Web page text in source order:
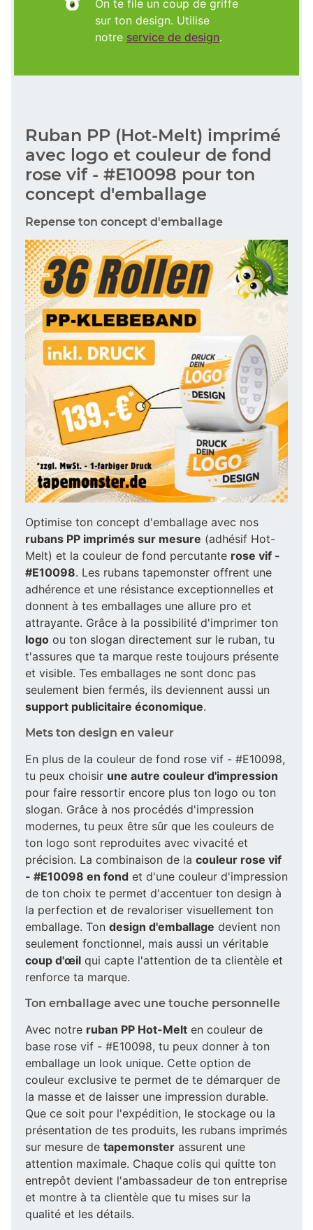
On te file un coup de griffe
sur ton design. Utilise
notre service de design.
Ruban PP (Hot-Melt) imprimé
avec logo et couleur de fond
rose vif - #E10098 pour ton
concept d'emballage
Repense ton concept d'emballage
Optimise ton concept d'emballage avec nos
rubans PP imprimés sur mesure (adhésif Hot-
Melt) et la couleur de fond percutante rose vif -
#E10098. Les rubans tapemonster offrent une
adhérence et une résistance exceptionnelles et
donnent à tes emballages une allure pro et
attrayante. Grâce à la possibilité d'imprimer ton
logo ou ton slogan directement sur le ruban, tu
t'assures que ta marque reste toujours présente
et visible. Tes emballages ne sont donc pas
seulement bien fermés, ils deviennent aussi un
support publicitaire économique.
Mets ton design en valeur
En plus de la couleur de fond rose vif - #E10098,
tu peux choisir une autre couleur d'impression
pour faire ressortir encore plus ton logo ou ton
slogan. Grâce à nos procédés d'impression
modernes, tu peux être sûr que les couleurs de
ton logo sont reproduites avec vivacité et
précision. La combinaison de la couleur rose vif
- #E10098 en fond et d'une couleur d'impression
de ton choix te permet d'accentuer ton design à
la perfection et de revaloriser visuellement ton
emballage. Ton design d'emballage devient non
seulement fonctionnel, mais aussi un véritable
coup d'œil qui capte l'attention de ta clientèle et
renforce ta marque.
Ton emballage avec une touche personnelle
Avec notre ruban PP Hot-Melt en couleur de
base rose vif - #E10098, tu peux donner à ton
emballage un look unique. Cette option de
couleur exclusive te permet de te démarquer de
la masse et de laisser une impression durable.
Que ce soit pour l'expédition, le stockage ou la
présentation de tes produits, les rubans imprimés
sur mesure de tapemonster assurent une
attention maximale. Chaque colis qui quitte ton
entrepôt devient l'ambassadeur de ton entreprise
et montre à ta clientèle que tu mises sur la
qualité et les détails.